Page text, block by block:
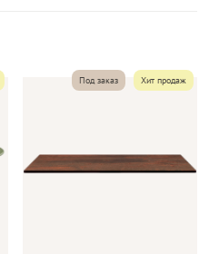
Под заказ Хит продаж